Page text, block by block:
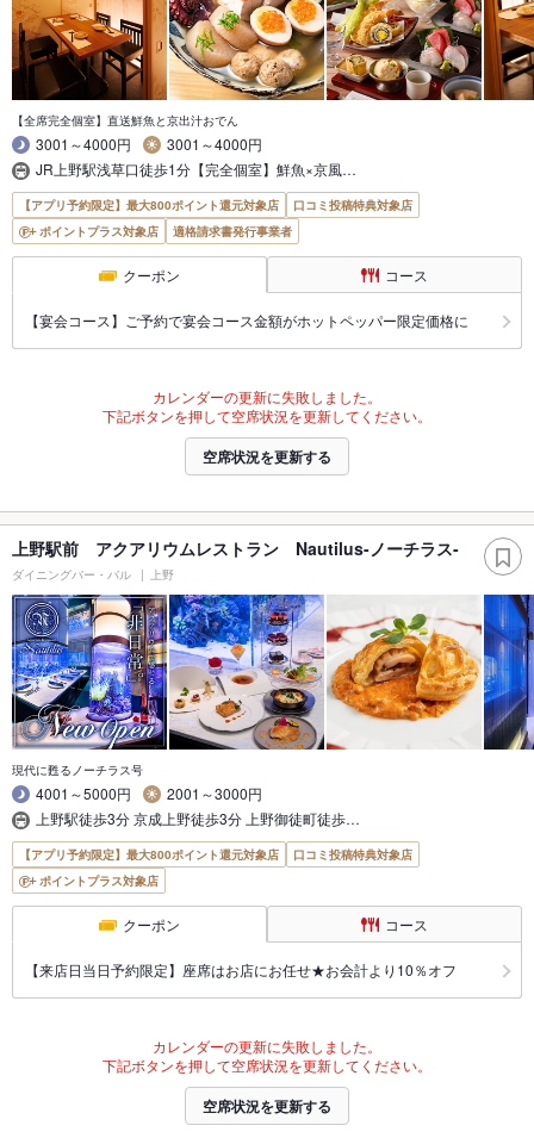
【全席完全個室】直送鮮魚と京出汁おでん
3001～4000円
3001～4000円
JR上野駅浅草口徒歩1分【完全個室】鮮魚×京風…
【アプリ予約限定】最大800ポイント還元対象店
口コミ投稿特典対象店
ポイントプラス対象店
適格請求書発行事業者
クーポン コース
【宴会コース】ご予約で宴会コース金額がホットペッパー限定価格に
カレンダーの更新に失敗しました。
下記ボタンを押して空席状況を更新してください。
空席状況を更新する
上野駅前 アクアリウムレストラン Nautilus-ノーチラス-
ダイニングバー・バル 上野
現代に甦るノーチラス号
4001～5000円
2001～3000円
上野駅徒歩3分 京成上野徒歩3分 上野御徒町徒歩…
【アプリ予約限定】最大800ポイント還元対象店
口コミ投稿特典対象店
ポイントプラス対象店
クーポン コース
【来店日当日予約限定】座席はお店にお任せ★お会計より10％オフ
カレンダーの更新に失敗しました。
下記ボタンを押して空席状況を更新してください。
空席状況を更新する